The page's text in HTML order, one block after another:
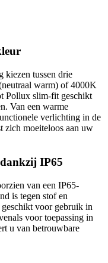
kiezen tussen drie
warm) of 4000K
Pollux slim-fit geschikt
Van een warme
verlichting in de
zich moeiteloos aan uw
IP65
van een IP65-
is tegen stof en
voor gebruik in
voor toepassing in
u van betrouwbare